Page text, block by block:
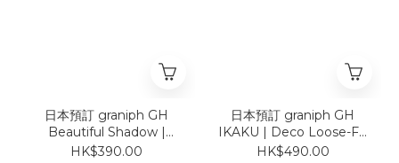
日本預訂 graniph GH
Beautiful Shadow |
Deco Oversized T-Shirt
HK$390.00
日本預訂 graniph GH
IKAKU | Deco Loose-Fit
Short-Sleeve Shirt
HK$490.00